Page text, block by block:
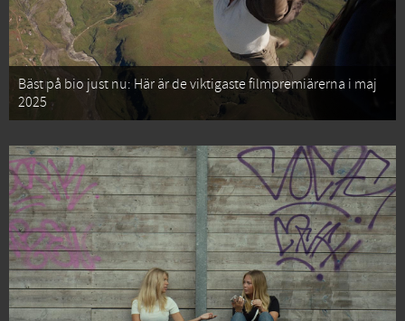
Bäst på bio just nu: Här är de viktigaste filmpremiärerna i maj
2025